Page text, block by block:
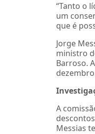
“Tanto o
um
que é
Jorge
ministro
Barroso.
A
Messias